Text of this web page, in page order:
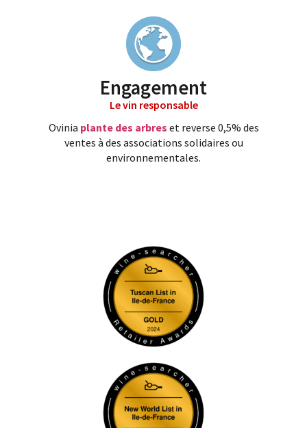
Engagement
Le vin responsable
Ovinia plante des arbres et reverse 0,5% des
ventes à des associations solidaires ou
environnementales.